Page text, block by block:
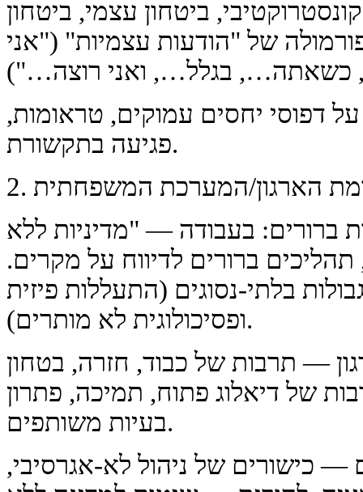
ביטחון עצמי, ביטחון
של "הודעות עצמיות" ("אני
על דפוסי יחסים עמוקים, טראומות,
פגיעה בתקשורת.
ברורים: בעבודה — "מדיניות ללא
תהליכים ברורים לדיווח על מקרים.
בלתי-נסוגים (התעללות פיזית
ופסיכולוגית לא מותרים).
— תרבות של כבוד, חזרה, בטחון
של דיאלוג פתוח, תמיכה, פתרון
בעיות משותפים.
— כישורים של ניהול לא-אגרסיבי,